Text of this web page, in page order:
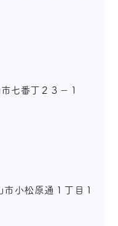
七番丁２３−１
小松原通１丁目１